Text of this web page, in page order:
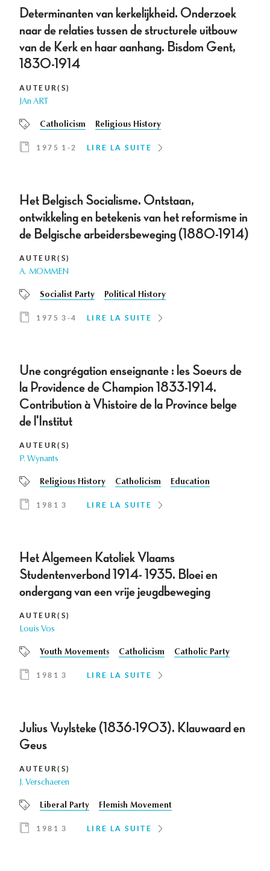
Determinanten van kerkelijkheid. Onderzoek
naar de relaties tussen de structurele uitbouw
van de Kerk en haar aanhang. Bisdom Gent,
1830-1914
AUTEUR(S)
JAn ART
Catholicism Religious History
1975 1-2 LIRE LA SUITE
Het Belgisch Socialisme. Ontstaan,
ontwikkeling en betekenis van het reformisme in
de Belgische arbeidersbeweging (1880-1914)
AUTEUR(S)
A. MOMMEN
Socialist Party Political History
1975 3-4 LIRE LA SUITE
Une congrégation enseignante : les Soeurs de
la Providence de Champion 1833-1914.
Contribution à Vhistoire de la Province belge
de l'Institut
AUTEUR(S)
P. Wynants
Religious History Catholicism Education
1981 3 LIRE LA SUITE
Het Algemeen Katoliek Vlaams
Studentenverbond 1914- 1935. Bloei en
ondergang van een vrije jeugdbeweging
AUTEUR(S)
Louis Vos
Youth Movements Catholicism Catholic Party
1981 3 LIRE LA SUITE
Julius Vuylsteke (1836-1903). Klauwaard en
Geus
AUTEUR(S)
J. Verschaeren
Liberal Party Flemish Movement
1981 3 LIRE LA SUITE